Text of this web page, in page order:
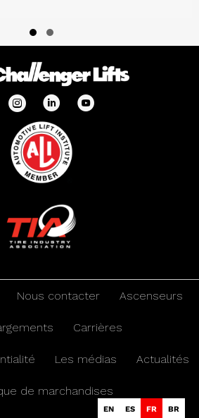
Slide group 1
Slide group 2
Nous contacter Ascenseurs
Carrières
Les médias Actualités
de marchandises
EN ES FR BR